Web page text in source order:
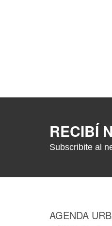
RECIBÍ
Subscribite al
AGENDA